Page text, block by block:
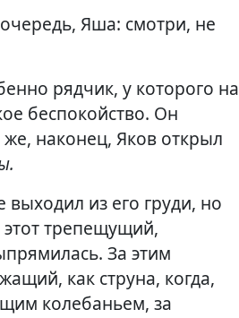
Яша: смотри, не
рядчик, у которого на
беспокойство. Он
наконец, Яков открыл
выходил из его груди, но
этот трепещущий,
За этим
как струна, когда,
колебаньем, за